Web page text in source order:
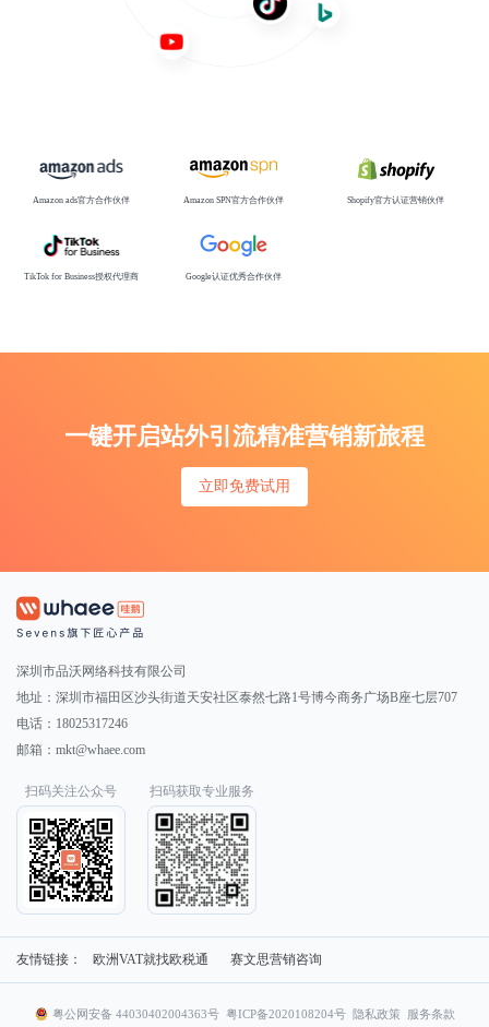
Amazon ads官方合作伙伴 Amazon SPN官方合作伙伴 Shopify官方认证营销伙伴
TikTok for Business授权代理商 Google认证优秀合作伙伴
一键开启站外引流精准营销新旅程
立即免费试用
深圳市品沃网络科技有限公司
地址：深圳市福田区沙头街道天安社区泰然七路1号博今商务广场B座七层707
电话：18025317246
邮箱：mkt@whaee.com
扫码关注公众号 扫码获取专业服务
友情链接： 欧洲VAT就找欧税通 赛文思营销咨询
粤公网安备 44030402004363号 粤ICP备2020108204号 隐私政策 服务条款